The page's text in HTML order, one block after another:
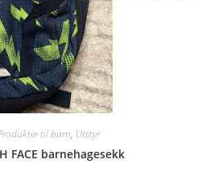
til barn, Utstyr
FACE barnehagesekk